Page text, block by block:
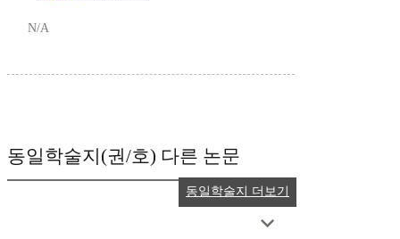
N/A
동일학술지(권/호) 다른 논문
동일학술지 더보기